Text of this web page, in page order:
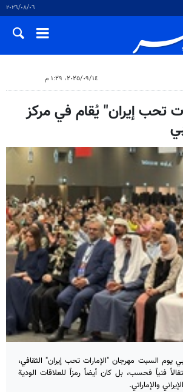
٠٦‏/٠٨‏/٢٠٢٦
١٤‏/٠٩‏/٢٠٢٥، ١:٢٩ م
تحب إيران" يُقام في مركز
السبت مهرجان "الإمارات تحب إيران" الثقافي،
فنياً فحسب، بل كان أيضاً رمزاً للعلاقات الودية
والإماراتي.